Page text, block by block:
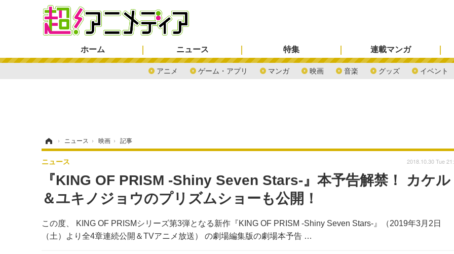
ホーム ニュース
アニメ ゲーム・アプリ マンガ 映画 音楽 グッズ イベント
特集 連載マンガ
› ニュース › 映画 › 記事
『KING OF PRISM -Shiny Seven Stars-』本予告解禁！ カケル
＆ユキノジョウのプリズムショーも公開！
この度、 KING OF PRISMシリーズ第3弾となる新作『KING OF PRISM -Shiny Seven Stars-』（2019年3月2日
（土）より全4章連続公開＆TVアニメ放送） の劇場編集版の劇場本予告 …
ニュース 2018.10.30 Tue